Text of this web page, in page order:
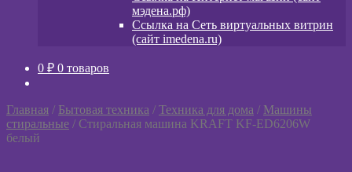
мэдена.рф)
Ссылка на Сеть виртуальных витрин
(сайт imedena.ru)
0 ₽ 0 товаров
Главная / Бытовая техника / Техника для дома / Машины
стиральные / Стиральная машина KRAFT KF-ED6206W
белый